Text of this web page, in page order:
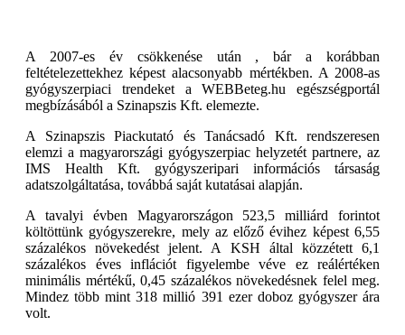
A 2007-es év csökkenése után , bár a korábban
feltételezettekhez képest alacsonyabb mértékben. A 2008-as
gyógyszerpiaci trendeket a WEBBeteg.hu egészségportál
megbízásából a Szinapszis Kft. elemezte.
A Szinapszis Piackutató és Tanácsadó Kft. rendszeresen
elemzi a magyarországi gyógyszerpiac helyzetét partnere, az
IMS Health Kft. gyógyszeripari információs társaság
adatszolgáltatása, továbbá saját kutatásai alapján.
A tavalyi évben Magyarországon 523,5 milliárd forintot
költöttünk gyógyszerekre, mely az előző évihez képest 6,55
százalékos növekedést jelent. A KSH által közzétett 6,1
százalékos éves inflációt figyelembe véve ez reálértéken
minimális mértékű, 0,45 százalékos növekedésnek felel meg.
Mindez több mint 318 millió 391 ezer doboz gyógyszer ára
volt.